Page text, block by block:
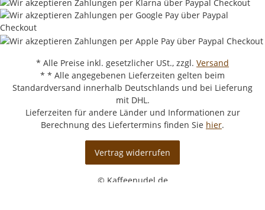
* Alle Preise inkl. gesetzlicher USt., zzgl. Versand
* * Alle angegebenen Lieferzeiten gelten beim
Standardversand innerhalb Deutschlands und bei Lieferung
mit DHL.
Lieferzeiten für andere Länder und Informationen zur
Berechnung des Liefertermins finden Sie hier.
Vertrag widerrufen
© Kaffeenudel.de